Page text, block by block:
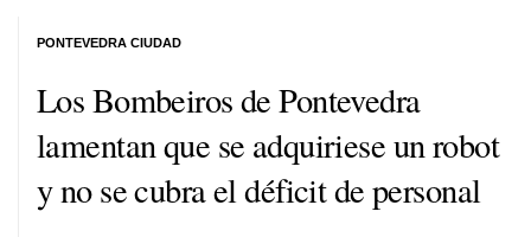
Los Bombeiros de Pontevedra
lamentan que se adquiriese un robot
y no se cubra el déficit de personal
PONTEVEDRA CIUDAD